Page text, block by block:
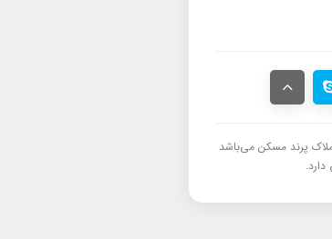
پرند مسکن می‌باشد